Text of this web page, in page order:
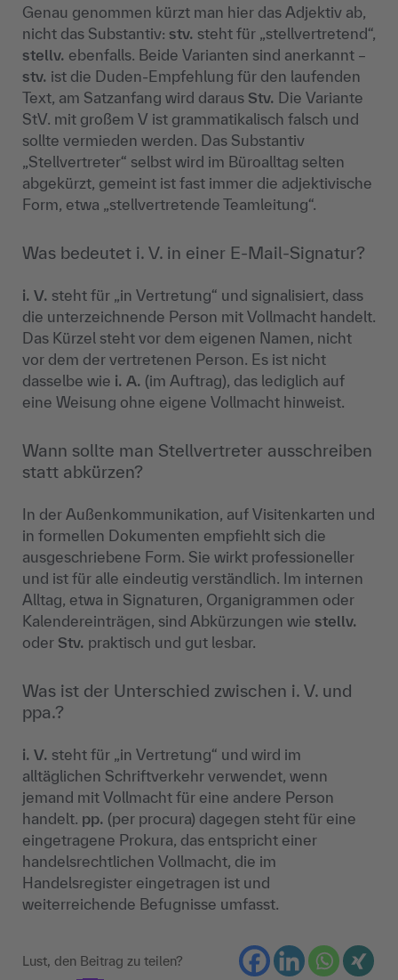
Genau genommen kürzt man hier das Adjektiv ab,
nicht das Substantiv: stv. steht für „stellvertretend“,
stellv. ebenfalls. Beide Varianten sind anerkannt –
stv. ist die Duden-Empfehlung für den laufenden
Text, am Satzanfang wird daraus Stv. Die Variante
StV. mit großem V ist grammatikalisch falsch und
sollte vermieden werden. Das Substantiv
„Stellvertreter“ selbst wird im Büroalltag selten
abgekürzt, gemeint ist fast immer die adjektivische
Form, etwa „stellvertretende Teamleitung“.
Was bedeutet i. V. in einer E-Mail-Signatur?
i. V. steht für „in Vertretung“ und signalisiert, dass
die unterzeichnende Person mit Vollmacht handelt.
Das Kürzel steht vor dem eigenen Namen, nicht
vor dem der vertretenen Person. Es ist nicht
dasselbe wie i. A. (im Auftrag), das lediglich auf
eine Weisung ohne eigene Vollmacht hinweist.
Wann sollte man Stellvertreter ausschreiben
statt abkürzen?
In der Außenkommunikation, auf Visitenkarten und
in formellen Dokumenten empfiehlt sich die
ausgeschriebene Form. Sie wirkt professioneller
und ist für alle eindeutig verständlich. Im internen
Alltag, etwa in Signaturen, Organigrammen oder
Kalendereinträgen, sind Abkürzungen wie stellv.
oder Stv. praktisch und gut lesbar.
Was ist der Unterschied zwischen i. V. und
ppa.?
i. V. steht für „in Vertretung“ und wird im
alltäglichen Schriftverkehr verwendet, wenn
jemand mit Vollmacht für eine andere Person
handelt. pp. (per procura) dagegen steht für eine
eingetragene Prokura, das entspricht einer
handelsrechtlichen Vollmacht, die im
Handelsregister eingetragen ist und
weiterreichende Befugnisse umfasst.
Lust, den Beitrag zu teilen?